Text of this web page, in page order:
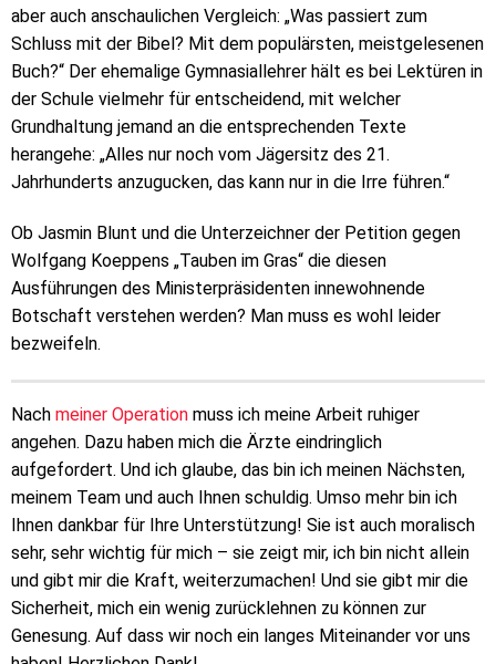
aber auch anschaulichen Vergleich: „Was passiert zum
Schluss mit der Bibel? Mit dem populärsten, meistgelesenen
Buch?“ Der ehemalige Gymnasiallehrer hält es bei Lektüren in
der Schule vielmehr für entscheidend, mit welcher
Grundhaltung jemand an die entsprechenden Texte
herangehe: „Alles nur noch vom Jägersitz des 21.
Jahrhunderts anzugucken, das kann nur in die Irre führen.“
Ob Jasmin Blunt und die Unterzeichner der Petition gegen
Wolfgang Koeppens „Tauben im Gras“ die diesen
Ausführungen des Ministerpräsidenten innewohnende
Botschaft verstehen werden? Man muss es wohl leider
bezweifeln.
Nach meiner Operation muss ich meine Arbeit ruhiger
angehen. Dazu haben mich die Ärzte eindringlich
aufgefordert. Und ich glaube, das bin ich meinen Nächsten,
meinem Team und auch Ihnen schuldig. Umso mehr bin ich
Ihnen dankbar für Ihre Unterstützung! Sie ist auch moralisch
sehr, sehr wichtig für mich – sie zeigt mir, ich bin nicht allein
und gibt mir die Kraft, weiterzumachen! Und sie gibt mir die
Sicherheit, mich ein wenig zurücklehnen zu können zur
Genesung. Auf dass wir noch ein langes Miteinander vor uns